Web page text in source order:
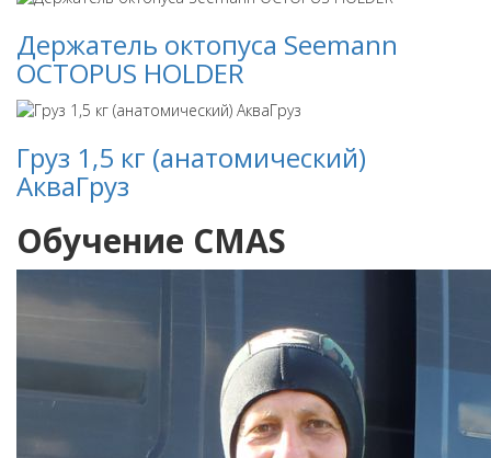
Держатель октопуса Seemann
OCTOPUS HOLDER
Груз 1,5 кг (анатомический)
АкваГруз
Обучение CMAS